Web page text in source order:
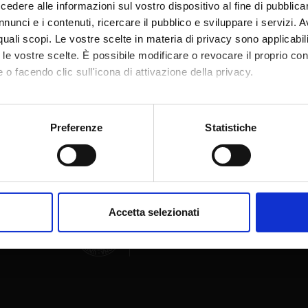
alle informazioni sul vostro dispositivo al fine di
e i contenuti, ricercare il pubblico e sviluppare i servizi.
scopi. Le vostre scelte in materia di privacy sono
vostre scelte. È possibile modificare o revocare il proprio
o facendo clic sull'icona di attivazione della privacy.
anche:
sulla tua posizione geografica, con un'approssimazione di
in qualsiasi momento dalla Dichiarazione sui cookie.
e social media, i quali potrebbero combinarle con altre
dei loro servizi.
Preferenze Statistiche
Accetta selezionati